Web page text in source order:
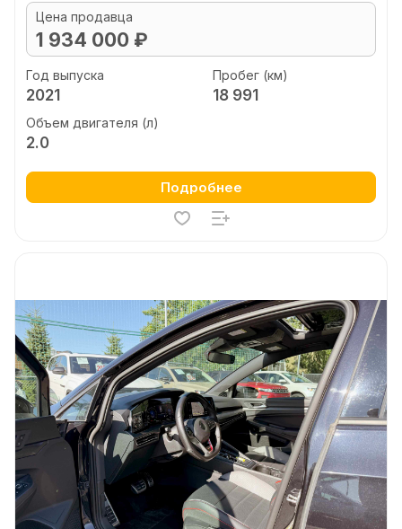
Цена продавца
1 934 000 ₽
Год выпуска
2021
Пробег (км)
18 991
Объем двигателя (л)
2.0
Подробнее